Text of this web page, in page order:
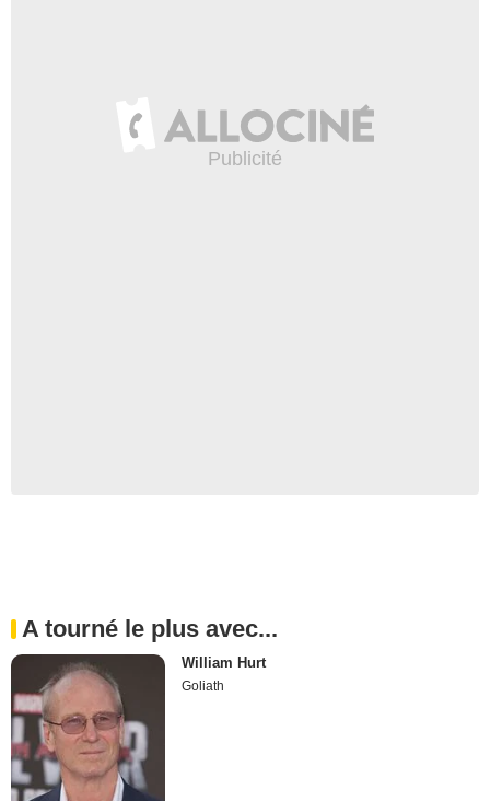
A tourné le plus avec...
William Hurt
Goliath